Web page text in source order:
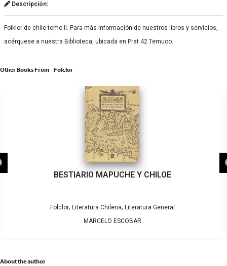
Descripción:
Folklor de chile tomo II. Para más información de nuestros libros y servicios,
acérquese a nuestra Biblioteca, ubicada en Prat 42 Temuco.
Other Books From - Folclor
BESTIARIO MAPUCHE Y CHILOE
Folclor, Literatura Chilena, Literatura General
MARCELO ESCOBAR
About the author